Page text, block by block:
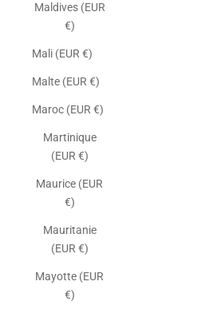
Maldives (EUR
€)
Mali (EUR €)
Malte (EUR €)
Maroc (EUR €)
Martinique
(EUR €)
Maurice (EUR
€)
Mauritanie
(EUR €)
Mayotte (EUR
€)